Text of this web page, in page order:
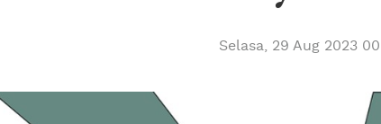
Selasa, 29 Aug 2023